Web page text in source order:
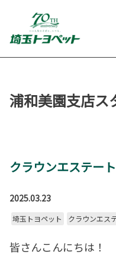
浦和美園支店ス
クラウンエステー
2025.03.23
埼玉トヨペット クラウンエス
皆さんこんにちは！